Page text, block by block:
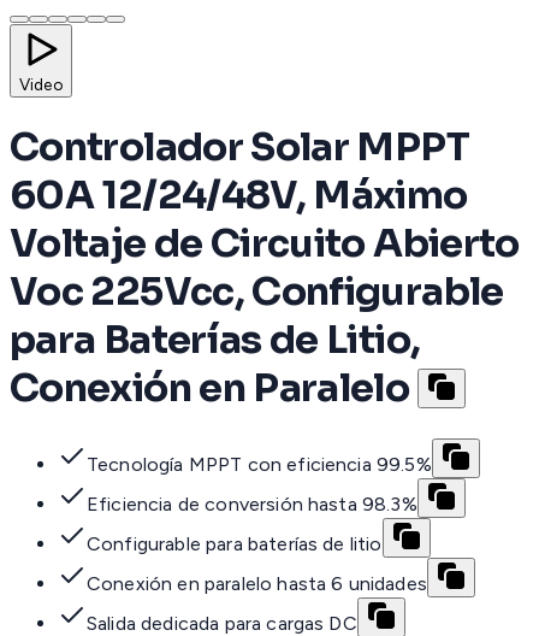
Video
Controlador Solar MPPT
60A 12/24/48V, Máximo
Voltaje de Circuito Abierto
Voc 225Vcc, Configurable
para Baterías de Litio,
Conexión en Paralelo
Tecnología MPPT con eficiencia 99.5%
Eficiencia de conversión hasta 98.3%
Configurable para baterías de litio
Conexión en paralelo hasta 6 unidades
Salida dedicada para cargas DC